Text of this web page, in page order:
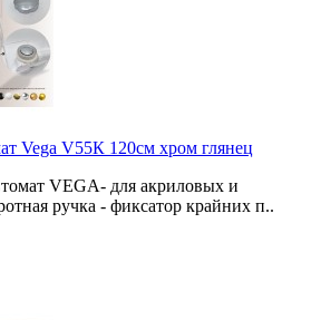
Vega V55К 120см хром глянец
VEGA- для акриловых и
ручка - фиксатор крайних п..